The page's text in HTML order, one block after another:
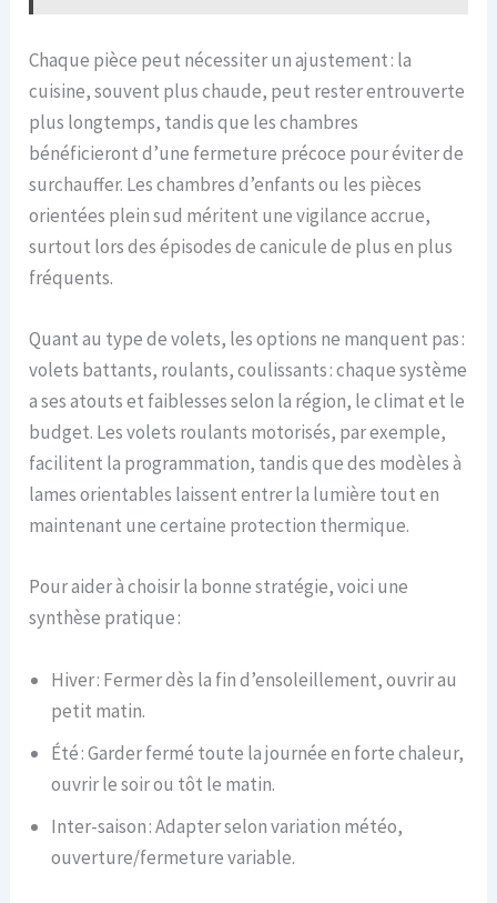
Chaque pièce peut nécessiter un ajustement : la
cuisine, souvent plus chaude, peut rester entrouverte
plus longtemps, tandis que les chambres
bénéficieront d’une fermeture précoce pour éviter de
surchauffer. Les chambres d’enfants ou les pièces
orientées plein sud méritent une vigilance accrue,
surtout lors des épisodes de canicule de plus en plus
fréquents.
Quant au type de volets, les options ne manquent pas :
volets battants, roulants, coulissants : chaque système
a ses atouts et faiblesses selon la région, le climat et le
budget. Les volets roulants motorisés, par exemple,
facilitent la programmation, tandis que des modèles à
lames orientables laissent entrer la lumière tout en
maintenant une certaine protection thermique.
Pour aider à choisir la bonne stratégie, voici une
synthèse pratique :
Hiver : Fermer dès la fin d’ensoleillement, ouvrir au
petit matin.
Été : Garder fermé toute la journée en forte chaleur,
ouvrir le soir ou tôt le matin.
Inter-saison : Adapter selon variation météo,
ouverture/fermeture variable.